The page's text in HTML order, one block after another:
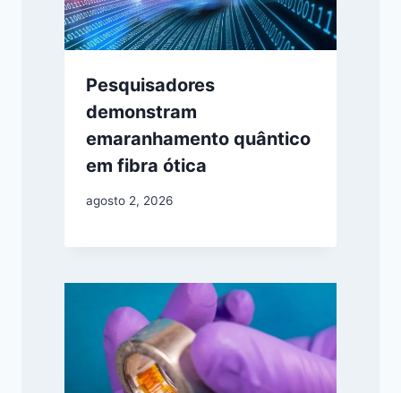
Pesquisadores
demonstram
emaranhamento quântico
em fibra ótica
agosto 2, 2026